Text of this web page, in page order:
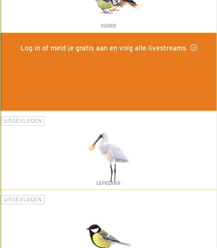
VIJVER
Log in of meld je gratis aan en volg alle livestreams
UITGEVLOGEN
LEPELAAR
UITGEVLOGEN